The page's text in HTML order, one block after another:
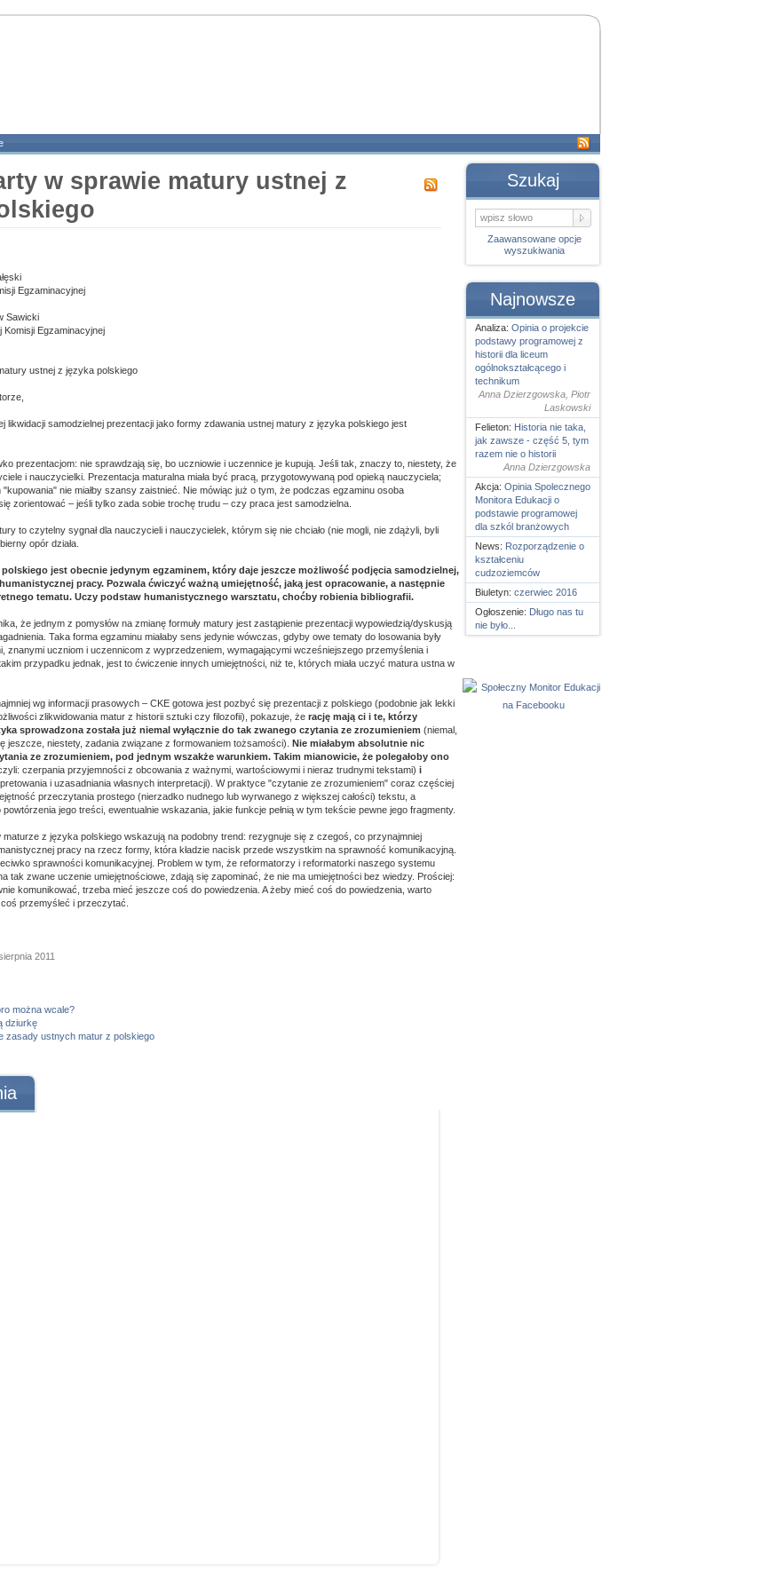
w sprawie matury ustnej z
Egzaminacyjnej
Sawicki
Egzaminacyjnej
ustnej z języka polskiego
likwidacji samodzielnej prezentacji jako formy zdawania ustnej matury z języka polskiego jest
prezentacjom: nie sprawdzają się, bo uczniowie i uczennice je kupują. Jeśli tak, znaczy to, niestety, że
i nauczycielki. Prezentacja maturalna miała być pracą, przygotowywaną pod opieką nauczyciela;
"kupowania" nie miałby szansy zaistnieć. Nie mówiąc już o tym, że podczas egzaminu osoba
zorientować – jeśli tylko zada sobie trochę trudu – czy praca jest samodzielna.
to czytelny sygnał dla nauczycieli i nauczycielek, którym się nie chciało (nie mogli, nie zdążyli, byli
opór działa.
jest obecnie jedynym egzaminem, który daje jeszcze możliwość podjęcia samodzielnej,
pracy. Pozwala ćwiczyć ważną umiejętność, jaką jest opracowanie, a następnie
tematu. Uczy podstaw humanistycznego warsztatu, choćby robienia bibliografii.
że jednym z pomysłów na zmianę formuły matury jest zastąpienie prezentacji wypowiedzią/dyskusją
Taka forma egzaminu miałaby sens jedynie wówczas, gdyby owe tematy do losowania były
znanymi uczniom i uczennicom z wyprzedzeniem, wymagającymi wcześniejszego przemyślenia i
przypadku jednak, jest to ćwiczenie innych umiejętności, niż te, których miała uczyć matura ustna w
wg informacji prasowych – CKE gotowa jest pozbyć się prezentacji z polskiego (podobnie jak lekki
zlikwidowania matur z historii sztuki czy filozofii), pokazuje, że rację mają ci i te, którzy
sprowadzona została już niemal wyłącznie do tak zwanego czytania ze zrozumieniem (niemal,
jeszcze, niestety, zadania związane z formowaniem tożsamości). Nie miałabym absolutnie nic
ze zrozumieniem, pod jednym wszakże warunkiem. Takim mianowicie, że polegałoby ono
czerpania przyjemności z obcowania z ważnymi, wartościowymi i nieraz trudnymi tekstami) i
i uzasadniania własnych interpretacji). W praktyce "czytanie ze zrozumieniem" coraz częściej
przeczytania prostego (nierzadko nudnego lub wyrwanego z większej całości) tekstu, a
powtórzenia jego treści, ewentualnie wskazania, jakie funkcje pełnią w tym tekście pewne jego fragmenty.
maturze z języka polskiego wskazują na podobny trend: rezygnuje się z czegoś, co przynajmniej
pracy na rzecz formy, która kładzie nacisk przede wszystkim na sprawność komunikacyjną.
sprawności komunikacyjnej. Problem w tym, że reformatorzy i reformatorki naszego systemu
tak zwane uczenie umiejętnościowe, zdają się zapominać, że nie ma umiejętności bez wiedzy. Prościej:
komunikować, trzeba mieć jeszcze coś do powiedzenia. A żeby mieć coś do powiedzenia, warto
przemyśleć i przeczytać.
2011
można wcale?
dziurkę
zasady ustnych matur z polskiego
Szukaj
Zaawansowane opcje
wyszukiwania
Najnowsze
Analiza: Opinia o projekcie
podstawy programowej z
historii dla liceum
ogólnokształcącego i
technikum
Anna Dzierzgowska, Piotr
Laskowski
Felieton: Historia nie taka,
jak zawsze - część 5, tym
razem nie o historii
Anna Dzierzgowska
Akcja: Opinia Spolecznego
Monitora Edukacji o
podstawie programowej
dla szkól branżowych
News: Rozporządzenie o
kształceniu
cudzoziemców
Biuletyn: czerwiec 2016
Ogłoszenie: Długo nas tu
nie było...